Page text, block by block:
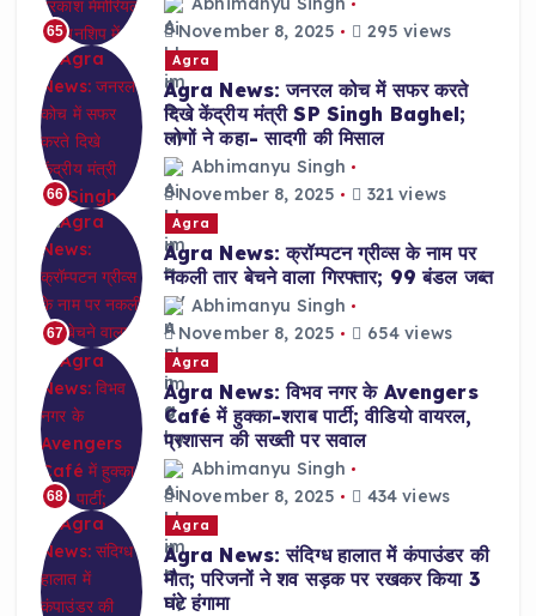
65
November 8, 2025
295 views
66
Agra
Agra News: जनरल कोच में सफर करते
दिखे केंद्रीय मंत्री SP Singh Baghel;
लोगों ने कहा- सादगी की मिसाल
Abhimanyu Singh
November 8, 2025
321 views
67
Agra
Agra News: क्रॉम्पटन ग्रीव्स के नाम पर
नकली तार बेचने वाला गिरफ्तार; 99 बंडल जब्त
Abhimanyu Singh
November 8, 2025
654 views
68
Agra
Agra News: विभव नगर के Avengers
Café में हुक्का-शराब पार्टी; वीडियो वायरल,
प्रशासन की सख्ती पर सवाल
Abhimanyu Singh
November 8, 2025
434 views
Agra
Agra News: संदिग्ध हालात में कंपाउंडर की
मौत; परिजनों ने शव सड़क पर रखकर किया 3
घंटे हंगामा